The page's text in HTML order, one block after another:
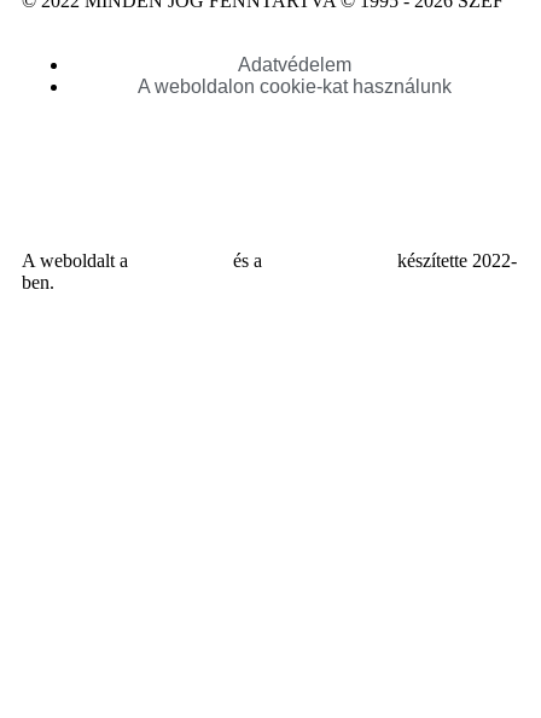
Adatvédelem
A weboldalon cookie-kat használunk
A weboldalt a és a
készítette 2022-
ben.